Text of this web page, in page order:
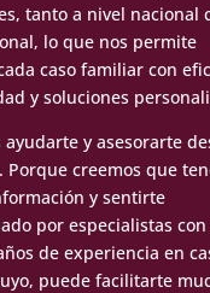
tanto a nivel nacional
lo que nos permite
caso familiar con
y soluciones
ayudarte y asesorarte
Porque creemos que
y sentirte
por especialistas con
de experiencia en
puede facilitarte